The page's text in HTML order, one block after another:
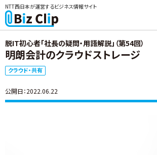
NTT西日本が運営するビジネス情報サイト
脱IT初心者「社長の疑問・用語解説」（第54回）
明朗会計のクラウドストレージ
クラウド・共有
公開日：2022.06.22